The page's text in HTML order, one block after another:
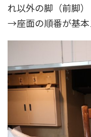
れ以外の脚（前脚）
→座面の順番が基本